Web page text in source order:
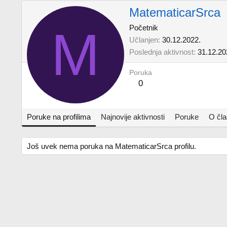
M
MatematicarSrca
Početnik
Učlanjen 30.12.2022.
Poslednja aktivnost
Poruka
0
Poruke na profilima Najnovije aktivnosti Poruke O
Još uvek nema poruka na MatematicarSrca profilu.